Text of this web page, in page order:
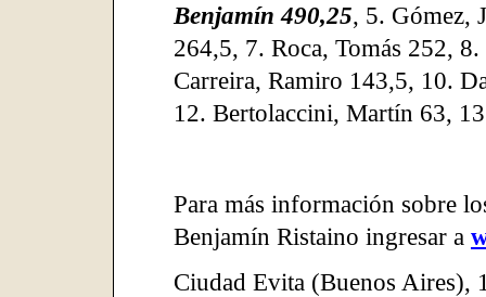
Benjamín 490,25, 5. Gómez,
264,5, 7. Roca, Tomás 252,
Carreira, Ramiro 143,5, 10.
12. Bertolaccini, Martín 63,
Para más información sobre
Benjamín Ristaino ingresar a
Ciudad Evita (Buenos Aires),